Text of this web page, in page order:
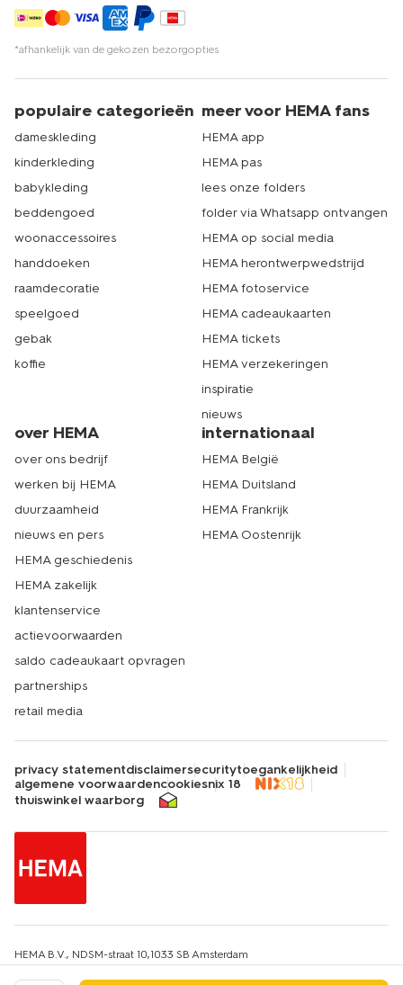
*afhankelijk van de gekozen bezorgopties
populaire categorieën
dameskleding
kinderkleding
babykleding
beddengoed
woonaccessoires
handdoeken
raamdecoratie
speelgoed
gebak
koffie
meer voor HEMA fans
HEMA app
HEMA pas
lees onze folders
folder via Whatsapp ontvangen
HEMA op social media
HEMA herontwerpwedstrijd
HEMA fotoservice
HEMA cadeaukaarten
HEMA tickets
HEMA verzekeringen
inspiratie
nieuws
over HEMA
over ons bedrijf
werken bij HEMA
duurzaamheid
nieuws en pers
HEMA geschiedenis
HEMA zakelijk
klantenservice
actievoorwaarden
saldo cadeaukaart opvragen
partnerships
retail media
internationaal
HEMA België
HEMA Duitsland
HEMA Frankrijk
HEMA Oostenrijk
privacy statementdisclaimersecuritytoegankelijkheid
algemene voorwaardencookiesnix 18
thuiswinkel waarborg
HEMA B.V., NDSM-straat 10,1033 SB Amsterdam
KvK-nummer: 34215639